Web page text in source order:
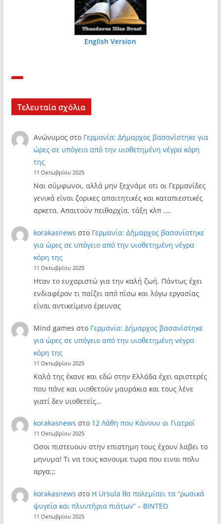
English Version
Τελευταία σχόλια
Ανώνυμος στο Γερμανία: Δήμαρχος βασανίστηκε για
ώρες σε υπόγειο από την υιοθετημένη νέγρα κόρη
της
11 Οκτωβρίου 2025
Ναι σύμφωνοι, αλλά μην ξεχνάμε οτι οι Γερμανίδες
γενικά είναι ζορικες απαιτητικές και καταπιεστικές
αρκετα. Απαιτούν πειθαρχία, τάξη κλπ .…
korakasnews στο Γερμανία: Δήμαρχος βασανίστηκε
για ώρες σε υπόγειο από την υιοθετημένη νέγρα
κόρη της
11 Οκτωβρίου 2025
Ηταν το ευχαριστώ για την καλή ζωή. Πάντως έχει
ενδιαφέρον τι παίζει από πίσω και λόγω εργασίας
είναι αντικείμενο έρευνας
Mind games στο Γερμανία: Δήμαρχος βασανίστηκε
για ώρες σε υπόγειο από την υιοθετημένη νέγρα
κόρη της
11 Οκτωβρίου 2025
Καλά της έκανε και εδώ στην Ελλάδα έχει αριστερές
που πάνε και υιοθετούν μαυράκια και τους λένε
γιατί δεν υιοθετείς…
korakasnews στο 12 Λάθη που Κάνουν οι Γιατροί
11 Οκτωβρίου 2025
Οσοι πιστευουν στην επιστημη τους έχουν λαβει το
μηνυμα! Τι να τους κανουμε τωρα που ειναι πολυ
αργα;;;
korakasnews στο Η Ursula θα πολεμίσει τα “ρωσικά
ψυγεία και πλυντήρια πιάτων” – ΒΙΝΤΕΟ
11 Οκτωβρίου 2025